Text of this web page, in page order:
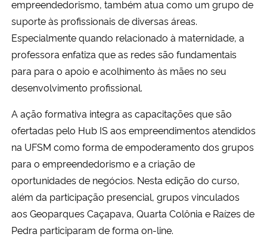
empreendedorismo, também atua como um grupo de
suporte às profissionais de diversas áreas.
Especialmente quando relacionado à maternidade, a
professora enfatiza que as redes são fundamentais
para para o apoio e acolhimento às mães no seu
desenvolvimento profissional.
A ação formativa integra as capacitações que são
ofertadas pelo Hub IS aos empreendimentos atendidos
na UFSM como forma de empoderamento dos grupos
para o empreendedorismo e a criação de
oportunidades de negócios. Nesta edição do curso,
além da participação presencial, grupos vinculados
aos Geoparques Caçapava, Quarta Colônia e Raízes de
Pedra participaram de forma on-line.